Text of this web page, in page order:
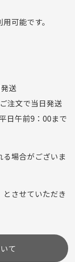
）
可能です。
送
注文で当日発送
日午前9：00まで
場合がございま
させていただき
て